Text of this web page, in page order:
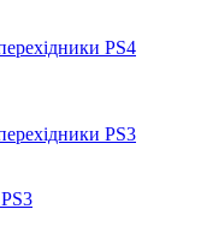
PS4
PS3